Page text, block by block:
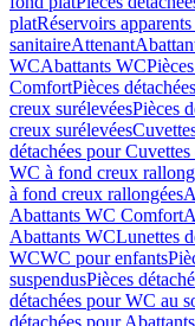
platRéservoirs
sanitaireAttenant
WCAbattants WC
ComfortPièces
creux surélevéesPièces
creux surélevées
détachées pour
WC à fond creux
à fond creux rallongées
Abattants WC Comfort
Abattants WCLunettes
WCWC pour enfants
suspendusPièces
détachées pour WC au
détachées pour